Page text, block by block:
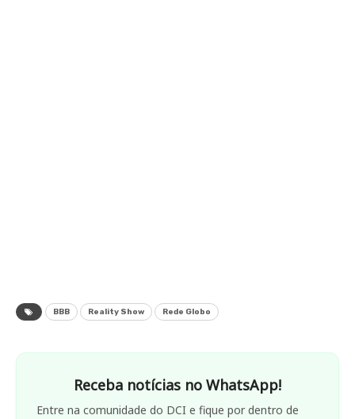
BBB Reality Show Rede Globo
Receba notícias no WhatsApp!
Entre na comunidade do DCI e fique por dentro de